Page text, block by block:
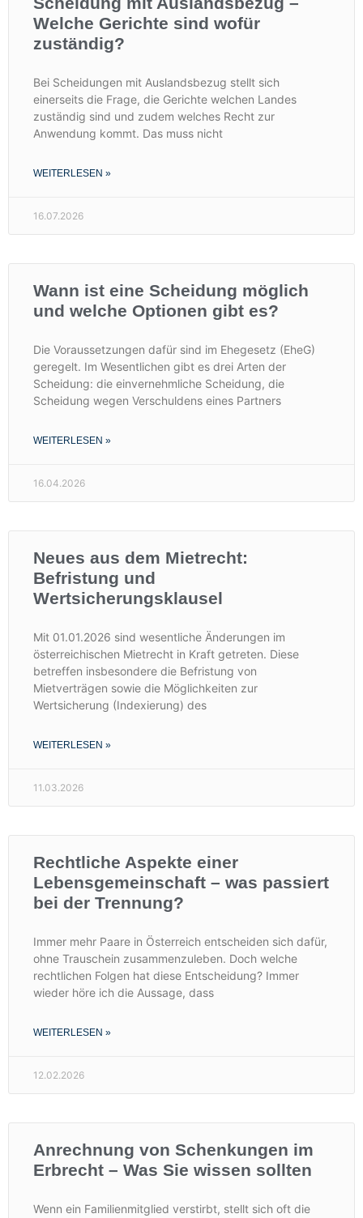
Welche Gerichte sind wofür
zuständig?
Bei Scheidungen mit Auslandsbezug stellt sich
einerseits die Frage, die Gerichte welchen Landes
zuständig sind und zudem welches Recht zur
Anwendung kommt. Das muss nicht
WEITERLESEN »
16.07.2026
Wann ist eine Scheidung möglich
und welche Optionen gibt es?
Die Voraussetzungen dafür sind im Ehegesetz (EheG)
geregelt. Im Wesentlichen gibt es drei Arten der
Scheidung: die einvernehmliche Scheidung, die
Scheidung wegen Verschuldens eines Partners
WEITERLESEN »
16.04.2026
Neues aus dem Mietrecht:
Befristung und
Wertsicherungsklausel
Mit 01.01.2026 sind wesentliche Änderungen im
österreichischen Mietrecht in Kraft getreten. Diese
betreffen insbesondere die Befristung von
Mietverträgen sowie die Möglichkeiten zur
Wertsicherung (Indexierung) des
WEITERLESEN »
11.03.2026
Rechtliche Aspekte einer
Lebensgemeinschaft – was passiert
bei der Trennung?
Immer mehr Paare in Österreich entscheiden sich dafür,
ohne Trauschein zusammenzuleben. Doch welche
rechtlichen Folgen hat diese Entscheidung? Immer
wieder höre ich die Aussage, dass
WEITERLESEN »
12.02.2026
Anrechnung von Schenkungen im
Erbrecht – Was Sie wissen sollten
Wenn ein Familienmitglied verstirbt, stellt sich oft die